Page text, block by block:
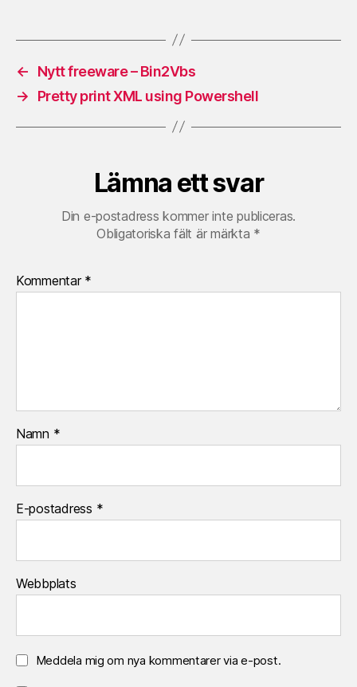
←
Nytt freeware – Bin2Vbs
→
Pretty print XML using Powershell
Lämna ett svar
Din e-postadress kommer inte publiceras.
Obligatoriska fält är märkta *
Kommentar *
Namn *
E-postadress *
Webbplats
Meddela mig om nya kommentarer via e-post.